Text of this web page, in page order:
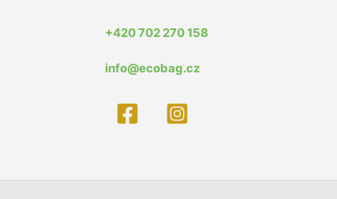
+420 702 270 158
info@ecobag.cz